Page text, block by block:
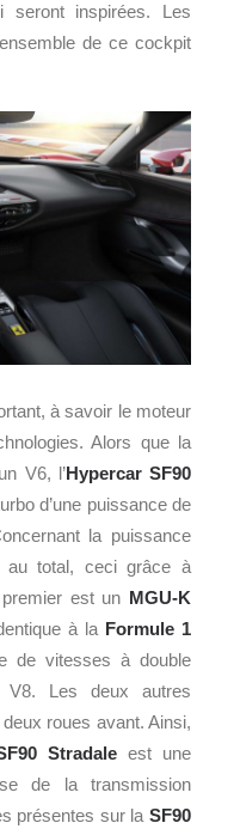
seront inspirées. Les
de ce cockpit
à savoir le moteur
Alors que la
V6, l’Hypercar SF90
d’une puissance de
la puissance
au total, ceci grâce à
est un MGU-K
à la Formule 1
de vitesses à double
Les deux autres
roues avant. Ainsi,
Stradale est une
de la transmission
présentes sur la SF90